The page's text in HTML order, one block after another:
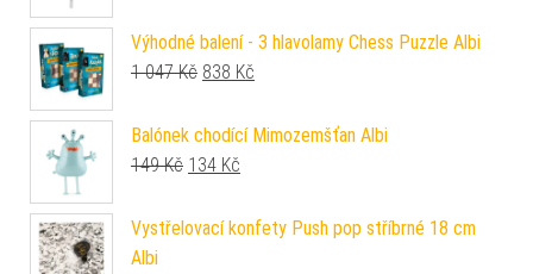
Výhodné balení - 3 hlavolamy Chess Puzzle Albi
1 047Kč Původní cena byla: 1 047 Kč.
838 Kč
Balónek chodící Mimozemšťan Albi
149Kč Původní cena byla: 149 Kč.
134 Kč
Vystřelovací konfety Push pop stříbrné 18 cm
Albi